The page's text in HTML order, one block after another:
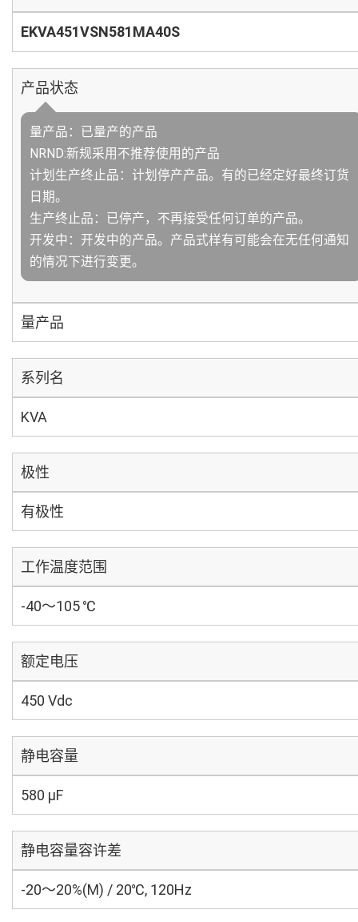
EKVA451VSN581MA40S
产品状态
量产品：已量产的产品
NRND:新规采用不推荐使用的产品
计划生产终止品：计划停产产品。有的已经定好最终订货
日期。
生产终止品：已停产，不再接受任何订单的产品。
开发中：开发中的产品。产品式样有可能会在无任何通知
的情况下进行变更。
量产品
系列名
KVA
极性
有极性
工作温度范围
-40～105 ℃
额定电压
450 Vdc
静电容量
580 µF
静电容量容许差
-20～20%(M) / 20℃, 120Hz